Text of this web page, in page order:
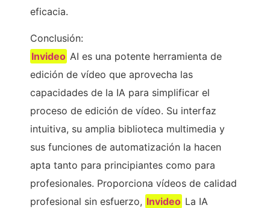
eficacia.
Conclusión:
Invideo AI es una potente herramienta de
edición de vídeo que aprovecha las
capacidades de la IA para simplificar el
proceso de edición de vídeo. Su interfaz
intuitiva, su amplia biblioteca multimedia y
sus funciones de automatización la hacen
apta tanto para principiantes como para
profesionales. Proporciona vídeos de calidad
profesional sin esfuerzo, Invideo La IA